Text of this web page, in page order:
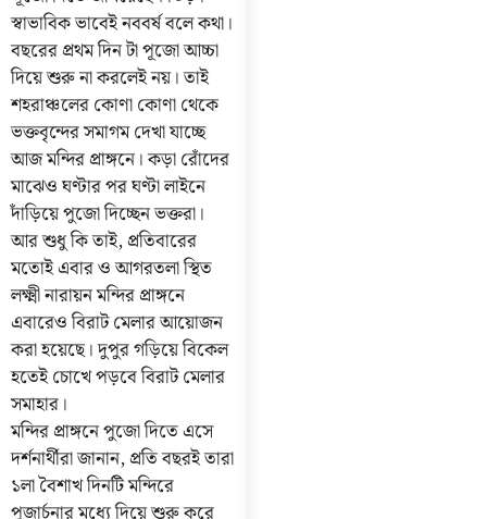
স্বাভাবিক ভাবেই নববর্ষ বলে কথা।
বছরের প্রথম দিন টা পূজো আচ্চা
দিয়ে শুরু না করলেই নয়। তাই
শহরাঞ্চলের কোণা কোণা থেকে
ভক্তবৃন্দের সমাগম দেখা যাচ্ছে
আজ মন্দির প্রাঙ্গনে। কড়া রোঁদের
মাঝেও ঘণ্টার পর ঘণ্টা লাইনে
দাঁড়িয়ে পুজো দিচ্ছেন ভক্তরা।
আর শুধু কি তাই, প্রতিবারের
মতোই এবার ও আগরতলা স্থিত
লক্ষ্মী নারায়ন মন্দির প্রাঙ্গনে
এবারেও বিরাট মেলার আয়োজন
করা হয়েছে। দুপুর গড়িয়ে বিকেল
হতেই চোখে পড়বে বিরাট মেলার
সমাহার।
মন্দির প্রাঙ্গনে পুজো দিতে এসে
দর্শনার্থীরা জানান, প্রতি বছরই তারা
১লা বৈশাখ দিনটি মন্দিরে